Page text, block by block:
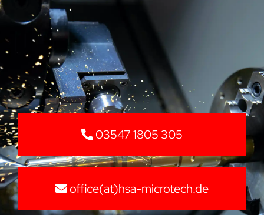
03547 1805 305
office(at)hsa-microtech.de